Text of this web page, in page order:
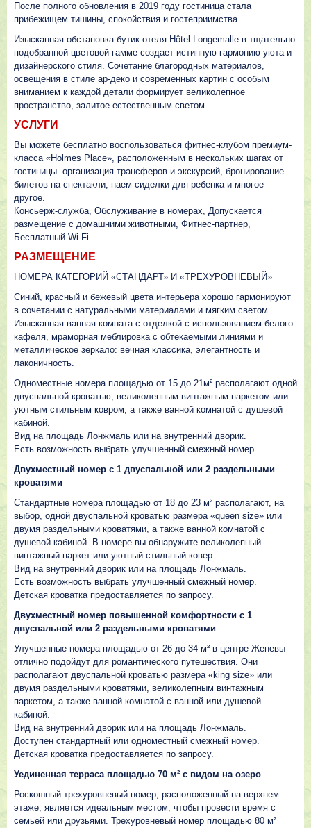
После полного обновления в 2019 году гостиница стала
прибежищем тишины, спокойствия и гостеприимства.
Изысканная обстановка бутик-отеля Hôtel Longemalle в тщательно
подобранной цветовой гамме создает истинную гармонию уюта и
дизайнерского стиля. Сочетание благородных материалов,
освещения в стиле ар-деко и современных картин с особым
вниманием к каждой детали формирует великолепное
пространство, залитое естественным светом.
УСЛУГИ
Вы можете бесплатно воспользоваться фитнес-клубом премиум-
класса «Holmes Place», расположенным в нескольких шагах от
гостиницы. организация трансферов и экскурсий, бронирование
билетов на спектакли, наем сиделки для ребенка и многое
другое.
Консьерж-служба, Обслуживание в номерах, Допускается
размещение с домашними животными, Фитнес-партнер,
Бесплатный Wi-Fi.
РАЗМЕЩЕНИЕ
НОМЕРА КАТЕГОРИЙ «СТАНДАРТ» И «ТРЕХУРОВНЕВЫЙ»
Синий, красный и бежевый цвета интерьера хорошо гармонируют
в сочетании с натуральными материалами и мягким светом.
Изысканная ванная комната с отделкой с использованием белого
кафеля, мраморная меблировка с обтекаемыми линиями и
металлическое зеркало: вечная классика, элегантность и
лаконичность.
Одноместные номера площадью от 15 до 21м² располагают одной
двуспальной кроватью, великолепным винтажным паркетом или
уютным стильным ковром, а также ванной комнатой с душевой
кабиной.
Вид на площадь Лонжмаль или на внутренний дворик.
Есть возможность выбрать улучшенный смежный номер.
Двухместный номер с 1 двуспальной или 2 раздельными
кроватями
Стандартные номера площадью от 18 до 23 м² располагают, на
выбор, одной двуспальной кроватью размера «queen size» или
двумя раздельными кроватями, а также ванной комнатой с
душевой кабиной. В номере вы обнаружите великолепный
винтажный паркет или уютный стильный ковер.
Вид на внутренний дворик или на площадь Лонжмаль.
Есть возможность выбрать улучшенный смежный номер.
Детская кроватка предоставляется по запросу.
Двухместный номер повышенной комфортности с 1
двуспальной или 2 раздельными кроватями
Улучшенные номера площадью от 26 до 34 м² в центре Женевы
отлично подойдут для романтического путешествия. Они
располагают двуспальной кроватью размера «king size» или
двумя раздельными кроватями, великолепным винтажным
паркетом, а также ванной комнатой с ванной или душевой
кабиной.
Вид на внутренний дворик или на площадь Лонжмаль.
Доступен стандартный или одноместный смежный номер.
Детская кроватка предоставляется по запросу.
Уединенная терраса площадью 70 м² с видом на озеро
Роскошный трехуровневый номер, расположенный на верхнем
этаже, является идеальным местом, чтобы провести время с
семьей или друзьями. Трехуровневый номер площадью 80 м²